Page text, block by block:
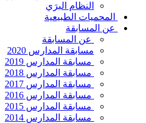
النظام البرَي
المحميات الطبيعية
عن المسابقة
عن المسابقة
مسابقة المدارس 2020
مسابقة المدارس 2019
مسابقة المدارس 2018
مسابقة المدارس 2017
مسابقة المدارس 2016
مسابقة المدارس 2015
مسابقة المدارس 2014